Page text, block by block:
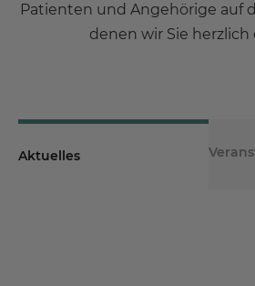
Patienten und Angehörige auf
denen wir Sie herzlich
Aktuelles